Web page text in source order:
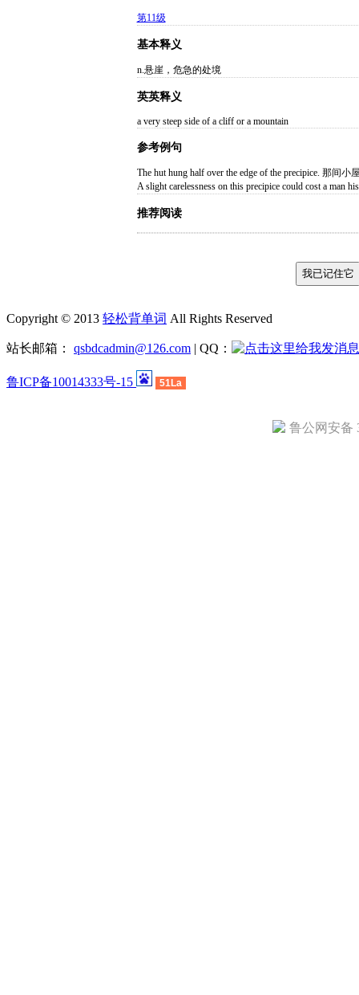
第11级
基本释义
n.悬崖，危急的处境
英英释义
a very steep side of a cliff or a mountain
参考例句
The hut hung half over the edge of the precipice. 那间
A slight carelessness on this precipice could cost a
推荐阅读
Copyright © 2013 轻松背单词 All Rights Reserved
站长邮箱： qsbdcadmin@126.com | QQ：
鲁ICP备10014333号-15 51La
鲁公网安备